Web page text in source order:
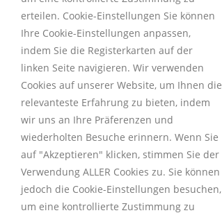
erteilen. Cookie-Einstellungen Sie können
Ihre Cookie-Einstellungen anpassen,
indem Sie die Registerkarten auf der
linken Seite navigieren. Wir verwenden
Cookies auf unserer Website, um Ihnen die
relevanteste Erfahrung zu bieten, indem
wir uns an Ihre Präferenzen und
wiederholten Besuche erinnern. Wenn Sie
auf "Akzeptieren" klicken, stimmen Sie der
Verwendung ALLER Cookies zu. Sie können
jedoch die Cookie-Einstellungen besuchen,
um eine kontrollierte Zustimmung zu